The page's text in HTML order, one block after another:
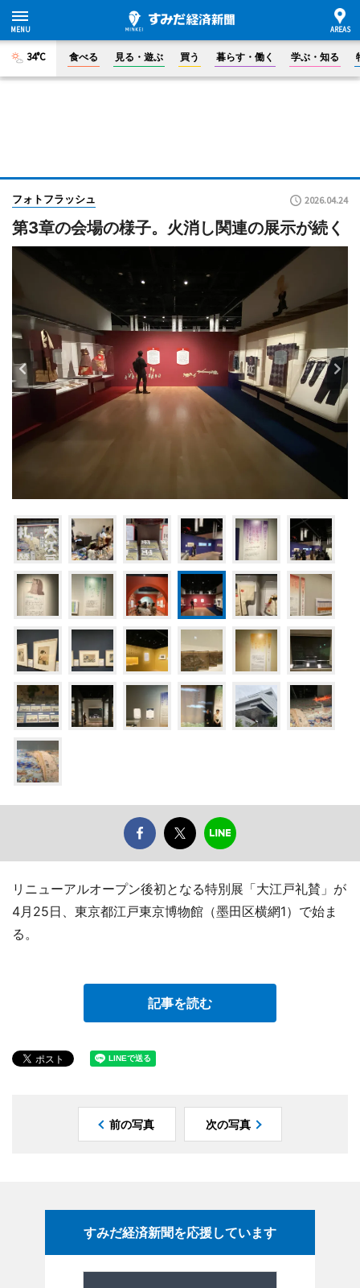
34°C 食べる 見る・遊ぶ 買う 暮らす・働く 学ぶ・知る
フォトフラッシュ 2026.04.24
第3章の会場の様子。火消し関連の展示が続く
リニューアルオープン後初となる特別展「大江戸礼賛」が
4月25日、東京都江戸東京博物館（墨田区横網1）で始ま
る。
記事を読む
前の写真 次の写真
すみだ経済新聞を応援しています